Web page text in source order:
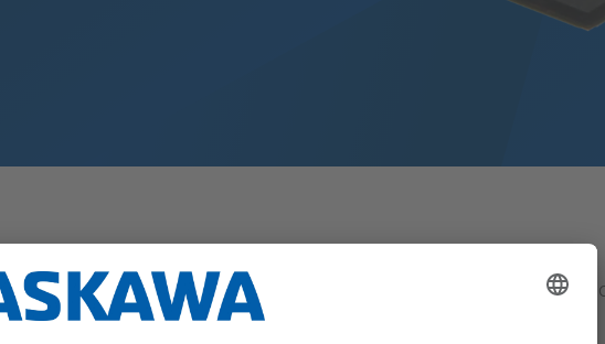
Multiprotokoll-Echtzeit-Ethernet-
jedes System in einer industriellen Umgebung.